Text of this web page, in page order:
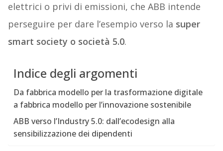
elettrici o privi di emissioni, che ABB intende
perseguire per dare l’esempio verso la super
smart society o società 5.0.
Indice degli argomenti
Da fabbrica modello per la trasformazione digitale
a fabbrica modello per l’innovazione sostenibile
ABB verso l’Industry 5.0: dall’ecodesign alla
sensibilizzazione dei dipendenti